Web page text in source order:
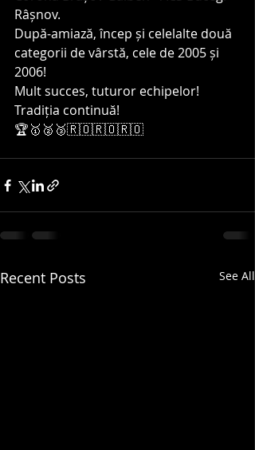
Râșnov.
După-amiază, încep și celelalte două
categorii de vârstă, cele de 2005 și
2006!
Mult succes, tuturor echipelor!
Tradiția continuă!
🏆🥇🥈🥉🇷🇴🇷🇴🇷🇴
Recent Posts See All